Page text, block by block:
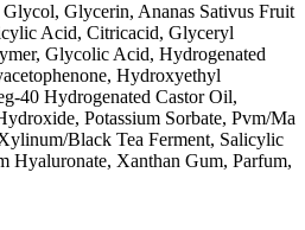
Glycerin, Ananas Sativus Fruit
Acid, Citricacid, Glyceryl
Glycolic Acid, Hydrogenated
Hydroxyethyl
40 Hydrogenated Castor Oil,
Potassium Sorbate, Pvm/Ma
Black Tea Ferment, Salicylic
Hyaluronate, Xanthan Gum, Parfum,